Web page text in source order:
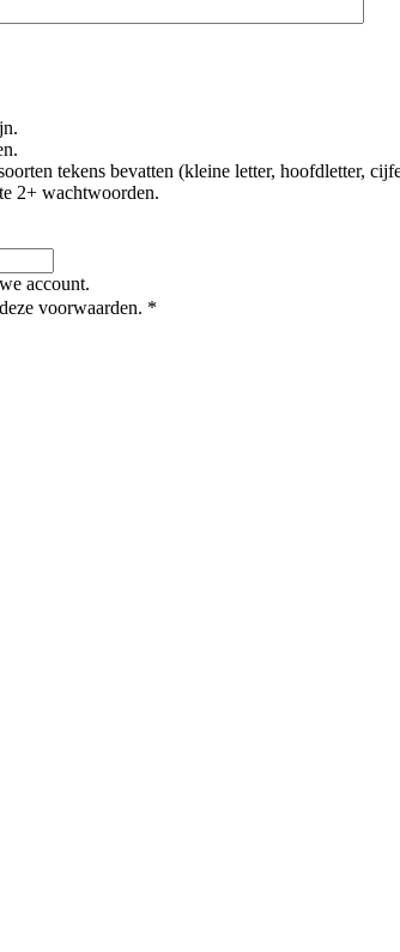
tekens bevatten (kleine letter, hoofdletter,
2+ wachtwoorden.
account.
voorwaarden. *